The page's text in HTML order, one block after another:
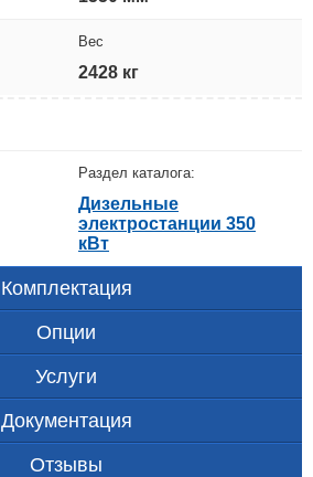
Вес
2428 кг
Раздел каталога:
Дизельные
электростанции 350
кВт
Комплектация
Опции
Услуги
Документация
Отзывы